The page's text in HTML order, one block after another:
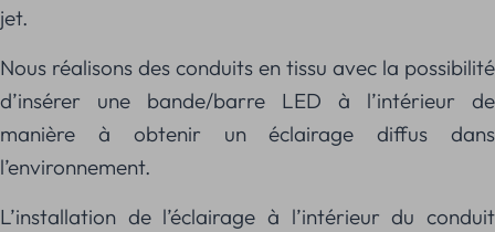
jet.
Nous réalisons des conduits en tissu avec la possibilité
d’insérer une bande/barre LED à l’intérieur de
manière à obtenir un éclairage diffus dans
l’environnement.
L’installation de l’éclairage à l’intérieur du conduit